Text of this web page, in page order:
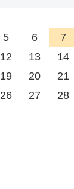
5 6 7
12 13 14
19 20 21
26 27 28